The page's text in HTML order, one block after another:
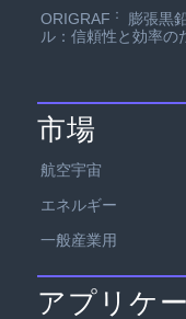
ORIGRAF ：
膨張黒
ル：信頼性と効率の
市場
航空宇宙
エネルギー
一般産業用
アプリケ